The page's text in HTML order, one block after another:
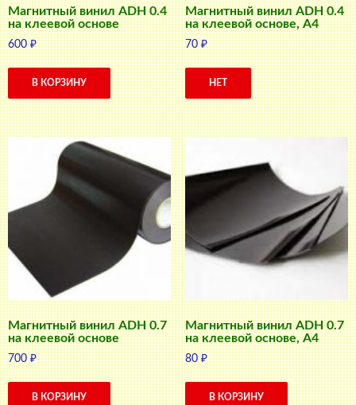
Магнитный винил ADH 0.4
на клеевой основе
600₽
В КОРЗИНУ
Магнитный винил ADH 0.4
на клеевой основе, A4
70₽
НЕТ
Магнитный винил ADH 0.7
на клеевой основе
700₽
В КОРЗИНУ
Магнитный винил ADH 0.7
на клеевой основе, A4
80₽
В КОРЗИНУ